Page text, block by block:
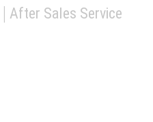
| After Sales Service